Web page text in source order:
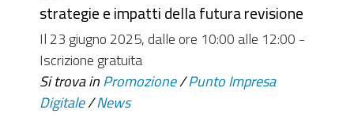
strategie e impatti della futura revisione
Il 23 giugno 2025, dalle ore 10:00 alle 12:00 -
Iscrizione gratuita
Si trova in Promozione /Punto Impresa
Digitale /News